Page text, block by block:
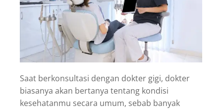
Saat berkonsultasi dengan dokter gigi, dokter
biasanya akan bertanya tentang kondisi
kesehatanmu secara umum, sebab banyak